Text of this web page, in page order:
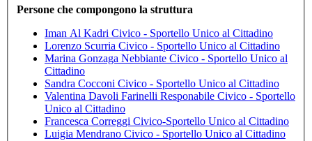
Persone che compongono la struttura
Iman Al Kadri Civico - Sportello Unico al Cittadino
Lorenzo Scurria Civico - Sportello Unico al Cittadino
Marina Gonzaga Nebbiante Civico - Sportello Unico al
Cittadino
Sandra Cocconi Civico - Sportello Unico al Cittadino
Valentina Davoli Farinelli Responabile Civico - Sportello
Unico al Cittadino
Francesca Correggi Civico-Sportello Unico al Cittadino
Luigia Mendrano Civico - Sportello Unico al Cittadino